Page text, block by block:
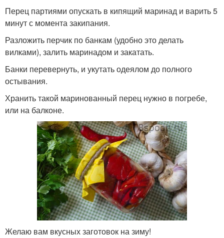
Перец партиями опускать в кипящий маринад и варить 5
минут с момента закипания.
Разложить перчик по банкам (удобно это делать
вилками), залить маринадом и закатать.
Банки перевернуть, и укутать одеялом до полного
остывания.
Хранить такой маринованный перец нужно в погребе,
или на балконе.
Желаю вам вкусных заготовок на зиму!